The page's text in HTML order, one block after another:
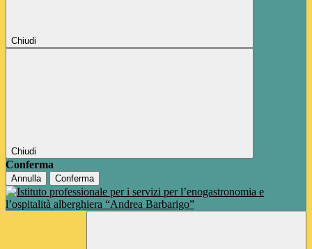
Chiudi
Chiudi
Conferma
Annulla Conferma